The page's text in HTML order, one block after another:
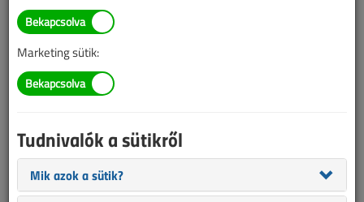
Áttekintő táblázat alapján
Falba süllyeszthető
moduláris kiselosztók
Figylem! Ez a cikk 10 éve frissült utoljára. A benne szereplő
információk mára aktualitásukat veszíthették, valamint a tartalom
Marketing sütik:
Tudnivalók a sütikről
Mik azok a sütik?